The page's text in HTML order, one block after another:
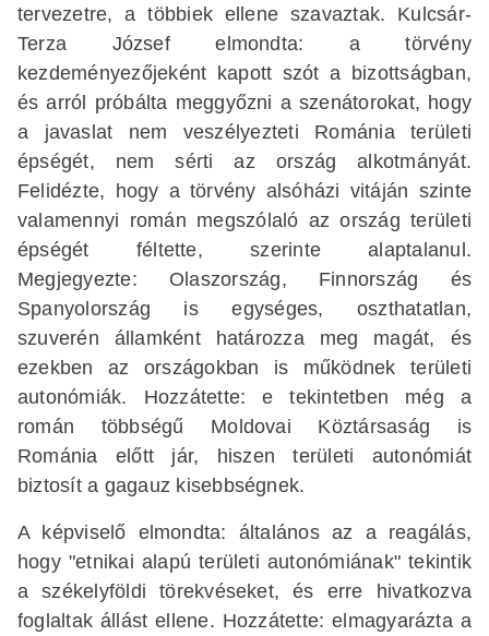
tervezetre, a többiek ellene szavaztak. Kulcsár-
Terza József elmondta: a törvény
kezdeményezőjeként kapott szót a bizottságban,
és arról próbálta meggyőzni a szenátorokat, hogy
a javaslat nem veszélyezteti Románia területi
épségét, nem sérti az ország alkotmányát.
Felidézte, hogy a törvény alsóházi vitáján szinte
valamennyi román megszólaló az ország területi
épségét féltette, szerinte alaptalanul.
Megjegyezte: Olaszország, Finnország és
Spanyolország is egységes, oszthatatlan,
szuverén államként határozza meg magát, és
ezekben az országokban is működnek területi
autonómiák. Hozzátette: e tekintetben még a
román többségű Moldovai Köztársaság is
Románia előtt jár, hiszen területi autonómiát
biztosít a gagauz kisebbségnek.
A képviselő elmondta: általános az a reagálás,
hogy "etnikai alapú területi autonómiának" tekintik
a székelyföldi törekvéseket, és erre hivatkozva
foglaltak állást ellene. Hozzátette: elmagyarázta a